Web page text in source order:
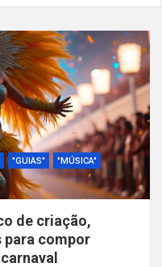
"GUIAS"
"MÚSICA"
de criação,
compor